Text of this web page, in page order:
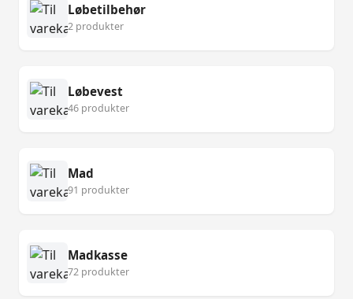
Løbetilbehør
2 produkter
Løbevest
46 produkter
Mad
91 produkter
Madkasse
72 produkter